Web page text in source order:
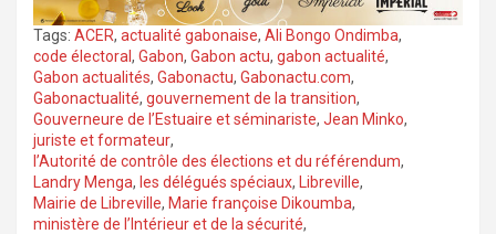
Tags: ACER, actualité gabonaise, Ali Bongo Ondimba,
code électoral, Gabon, Gabon actu, gabon actualité,
Gabon actualités, Gabonactu, Gabonactu.com,
Gabonactualité, gouvernement de la transition,
Gouverneure de l’Estuaire et séminariste, Jean Minko,
juriste et formateur,
l’Autorité de contrôle des élections et du référendum,
Landry Menga, les délégués spéciaux, Libreville,
Mairie de Libreville, Marie françoise Dikoumba,
ministère de l’Intérieur et de la sécurité,